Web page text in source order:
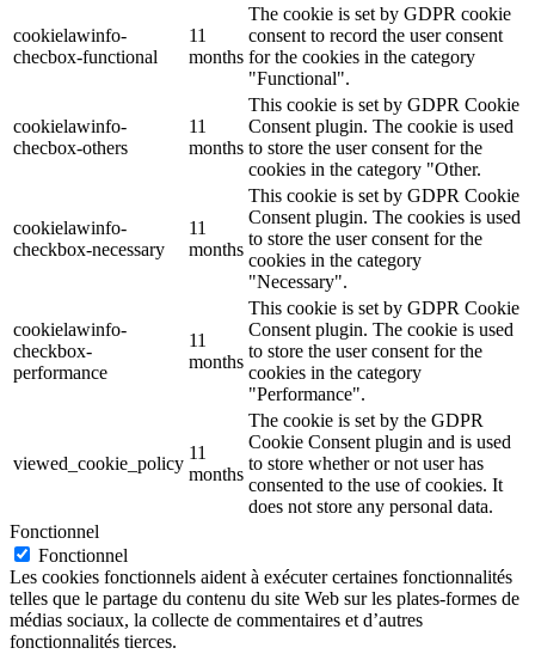
cookielawinfo-
checbox-functional
11
months
The cookie is set by GDPR cookie
consent to record the user consent
for the cookies in the category
"Functional".
cookielawinfo-
checbox-others
11
months
This cookie is set by GDPR Cookie
Consent plugin. The cookie is used
to store the user consent for the
cookies in the category "Other.
cookielawinfo-
checkbox-necessary
11
months
This cookie is set by GDPR Cookie
Consent plugin. The cookies is used
to store the user consent for the
cookies in the category
"Necessary".
cookielawinfo-
checkbox-
performance
11
months
This cookie is set by GDPR Cookie
Consent plugin. The cookie is used
to store the user consent for the
cookies in the category
"Performance".
viewed_cookie_policy
11
months
The cookie is set by the GDPR
Cookie Consent plugin and is used
to store whether or not user has
consented to the use of cookies. It
does not store any personal data.
Fonctionnel
Fonctionnel
Les cookies fonctionnels aident à exécuter certaines fonctionnalités
telles que le partage du contenu du site Web sur les plates-formes de
médias sociaux, la collecte de commentaires et d’autres
fonctionnalités tierces.